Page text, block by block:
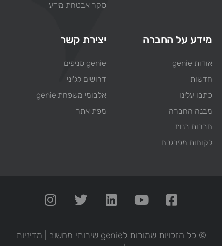
סקר אבטחת מידע
מידע על החברה
אודות genie
חדשות
כתבו עלינו
מבנה החברה
חברות בנות
לקוחות מפרגנים
יצירת קשר
genie סניפים
דרושים לג'יני
אלבומי משפחת genie
מפת אתר
© כל הזכויות שמורות לgenie שירותי מחשוב |
מדיניות